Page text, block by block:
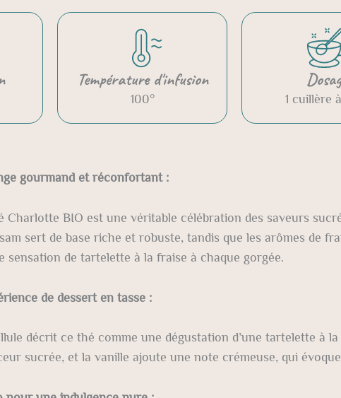
Température d'infusion
100° 1 cuillère
gourmand et réconfortant :
Charlotte BIO est une véritable célébration des saveurs
sert de base riche et robuste, tandis que les arômes de
sensation de tartelette à la fraise à chaque gorgée.
de dessert en tasse :
décrit ce thé comme une dégustation d’une tartelette à
sucrée, et la vanille ajoute une note crémeuse, qui